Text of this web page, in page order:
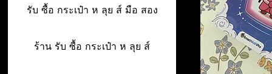
รับ ซื้อ กระเป๋า ห ลุย ส์ มือ สอง
ร้าน รับ ซื้อ กระเป๋า ห ลุย ส์